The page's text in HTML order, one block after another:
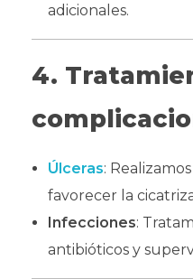
adicionales.
4.
Úlceras:
favorecer la
Infecciones:
antibióticos y